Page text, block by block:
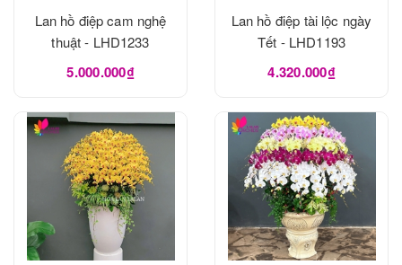
Lan hồ điệp cam nghệ
thuật - LHD1233
5.000.000₫
Lan hồ điệp tài lộc ngày
Tết - LHD1193
4.320.000₫